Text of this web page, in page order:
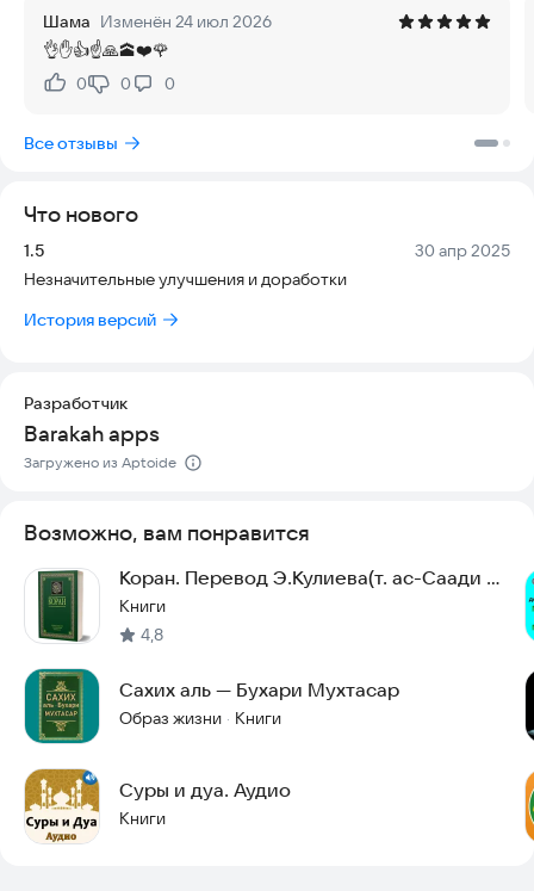
важные хадисы, но исключены повторяющиеся, сокращены
иснады и названия глав. Всего в этом сокращённом издании
2134 хадиса.
соответствует сокращённому варианту аз-Забиди. Абзацы
известных исламских учёных: Ибн Хаджара, аль-Касталлани,
аль-Айни, ан-Навави, аль-Урами, аль-Куртуби и других. Это
глубокого изучения.
Шама Изменён 24 июл 2026
👌✋👍☝️🙏🕋❤️🌹
Нравится:
0Не нравится:
0 0
Все отзывы
Что нового
Версия:
1.5 Дата:
30 апр 2025
Незначительные улучшения и доработки
История версий
Разработчик
Barakah apps
Загружено из Aptoide
Возможно, вам понравится
Коран. Перевод Э.Кулиева(т. ас-Саади и
Ибн Касира)
Книги
4,8
Сахих аль — Бухари Мухтасар
Образ жизни · Книги
Суры и дуа. Аудио
Книги